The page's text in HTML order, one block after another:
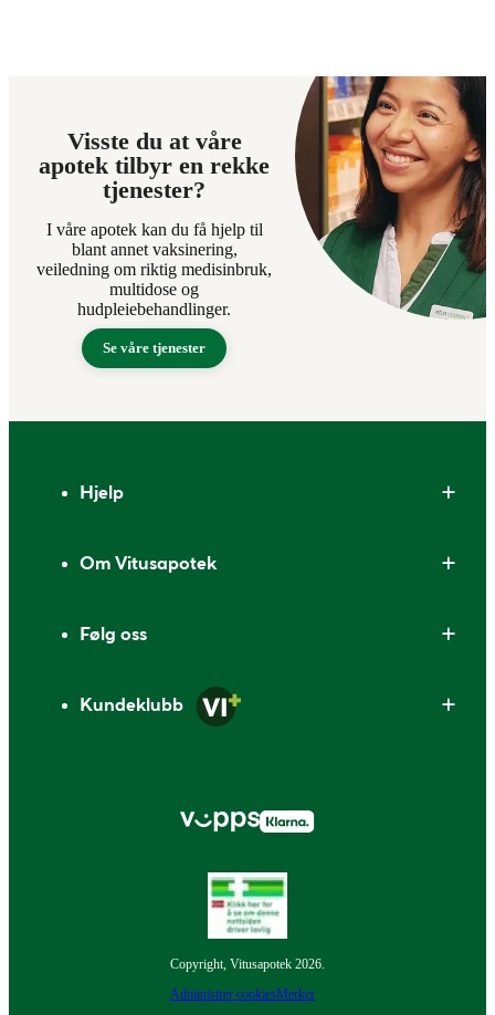
Visste du at våre
apotek tilbyr en rekke
tjenester?
I våre apotek kan du få hjelp til
blant annet vaksinering,
veiledning om riktig medisinbruk,
multidose og
hudpleiebehandlinger.
Se våre tjenester
Hjelp
Om Vitusapotek
Følg oss
Kundeklubb
Copyright, Vitusapotek 2026.
Administrer cookiesMerker